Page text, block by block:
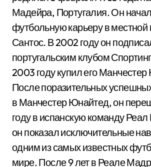
Мадейра, Португалия. Он
футбольную карьеру в
Сантос. В 2002 году он
португальским клубом
2003 году купил его
После поразительных
в Манчестер Юнайтед, он
году в испанскую команду
он показал исключительные
одним из самых известных
мире. После 9 лет в Реале